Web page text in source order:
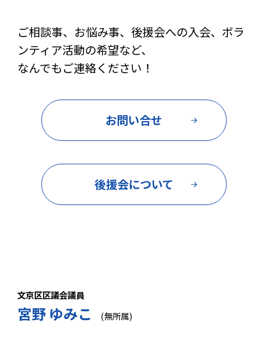
ご相談事、お悩み事、後援会への入会、ボラ
ンティア活動の希望など、
なんでもご連絡ください！
お問い合せ
後援会について
文京区区議会議員
宮野 ゆみこ (無所属)